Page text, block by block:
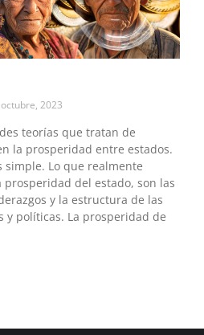
2023
teorías que tratan de
la prosperidad entre estados.
simple. Lo que realmente
del estado, son las
y la estructura de las
y políticas. La prosperidad de